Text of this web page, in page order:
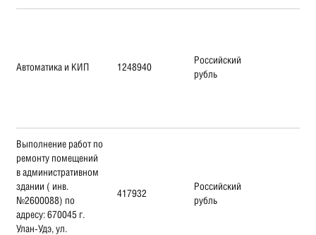
Автоматика и КИП 1248940
Российский
рубль
Выполнение работ по
ремонту помещений
в административном
здании ( инв.
№2600088) по
адресу: 670045 г.
Улан-Удэ, ул.
417932
Российский
рубль